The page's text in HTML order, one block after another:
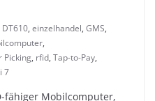
DT610, einzelhandel, GMS,
,
Picking, rfid, Tap-to-Pay,
7
fähiger Mobilcomputer,